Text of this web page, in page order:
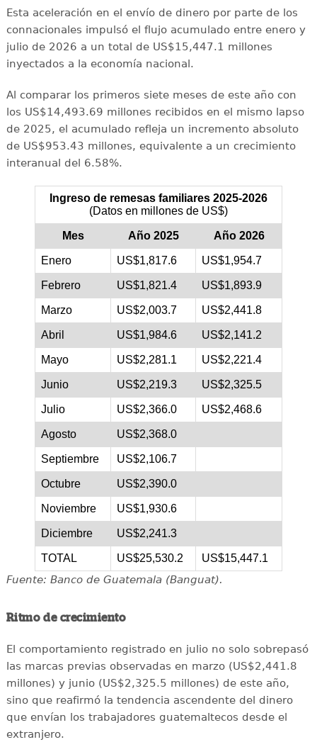
Esta aceleración en el envío de dinero por parte de los
connacionales impulsó el flujo acumulado entre enero y
julio de 2026 a un total de US$15,447.1 millones
inyectados a la economía nacional.
Al comparar los primeros siete meses de este año con
los US$14,493.69 millones recibidos en el mismo lapso
de 2025, el acumulado refleja un incremento absoluto
de US$953.43 millones, equivalente a un crecimiento
interanual del 6.58%.
Ingreso de remesas familiares 2025-2026
(Datos en millones de US$)
Mes Año 2025 Año 2026
Enero US$1,817.6 US$1,954.7
Febrero US$1,821.4 US$1,893.9
Marzo US$2,003.7 US$2,441.8
Abril US$1,984.6 US$2,141.2
Mayo US$2,281.1 US$2,221.4
Junio US$2,219.3 US$2,325.5
Julio US$2,366.0 US$2,468.6
Agosto US$2,368.0
Septiembre US$2,106.7
Octubre US$2,390.0
Noviembre US$1,930.6
Diciembre US$2,241.3
TOTAL US$25,530.2 US$15,447.1
Fuente: Banco de Guatemala (Banguat).
Ritmo de crecimiento
El comportamiento registrado en julio no solo sobrepasó
las marcas previas observadas en marzo (US$2,441.8
millones) y junio (US$2,325.5 millones) de este año,
sino que reafirmó la tendencia ascendente del dinero
que envían los trabajadores guatemaltecos desde el
extranjero.